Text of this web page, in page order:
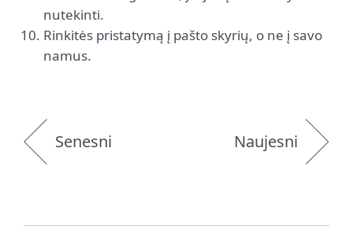
nutekinti.
Rinkitės pristatymą į pašto skyrių, o ne į savo
namus.
Senesni Naujesni